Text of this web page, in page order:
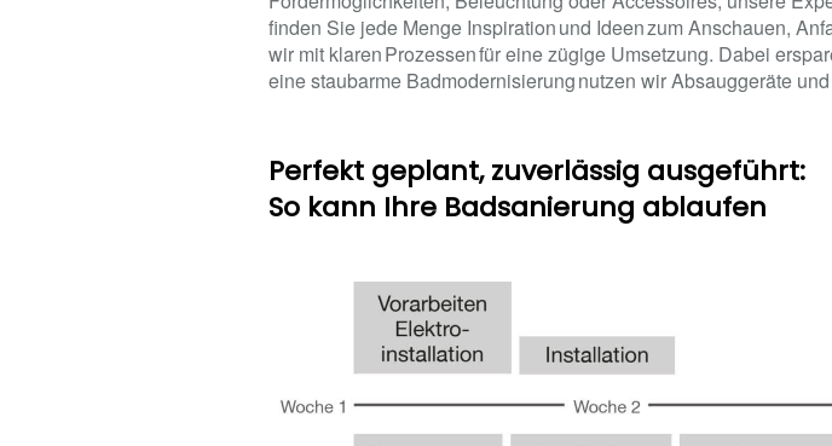
finden Sie jede Menge Inspiration und Ideen zum Anschauen,
wir mit klaren Prozessen für eine zügige Umsetzung. Dabei
eine staubarme Badmodernisierung nutzen wir Absauggeräte
Perfekt geplant, zuverlässig ausgeführt:
So kann Ihre Badsanierung ablaufen